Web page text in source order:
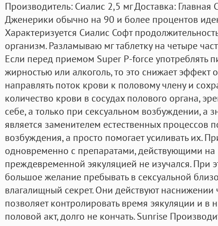
Производитель: Сиалис 2,5 мг Доставка: Главная
Дженерики обычно на 90 и более процентов
Характеризуется Сиалис Софт
организм. Разламываю мг таблетку на четыре
Если перед приемом Super P-force употреблять
жирностью или алкоголь, то это снижает эффект
направлять поток крови к половому члену и
количество крови в сосудах полового органа,
себе, а только при сексуальном возбуждении, а
является заменителем естественных процессов
возбуждения, а просто помогает усиливать их.
одновременно с препаратами, действующими на
преждевременной эякуляцией не изучался. При
большое желание пребывать в сексуальной
влагалищный секрет. Они действуют наснижении
позволяет контролировать время эякуляции и в
половой акт, долго не кончать. Sunrise